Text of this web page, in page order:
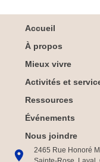
Accueil
À propos
Mieux vivre
Activités et
Ressources
Événements
Nous joindre
2465 Rue Honoré